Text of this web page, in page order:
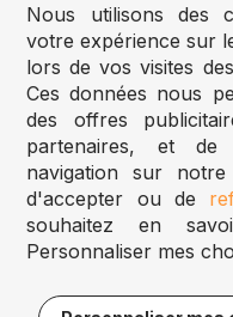
Royaume Uni :
Accès
Vous
Vous souhaitez
Nous utilisons des
votre expérience sur
lors de vos visites
Ces données nous
des offres
partenaires, et
navigation sur
d'accepter ou de
souhaitez en
Personnaliser mes